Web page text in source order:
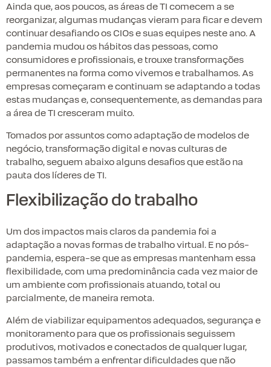
Ainda que, aos poucos, as áreas de TI comecem a se
reorganizar, algumas mudanças vieram para ficar e devem
continuar desafiando os CIOs e suas equipes neste ano. A
pandemia mudou os hábitos das pessoas, como
consumidores e profissionais, e trouxe transformações
permanentes na forma como vivemos e trabalhamos. As
empresas começaram e continuam se adaptando a todas
estas mudanças e, consequentemente, as demandas para
a área de TI cresceram muito.
Tomados por assuntos como adaptação de modelos de
negócio, transformação digital e novas culturas de
trabalho, seguem abaixo alguns desafios que estão na
pauta dos líderes de TI.
Flexibilização do trabalho
Um dos impactos mais claros da pandemia foi a
adaptação a novas formas de trabalho virtual. E no pós-
pandemia, espera-se que as empresas mantenham essa
flexibilidade, com uma predominância cada vez maior de
um ambiente com profissionais atuando, total ou
parcialmente, de maneira remota.
Além de viabilizar equipamentos adequados, segurança e
monitoramento para que os profissionais seguissem
produtivos, motivados e conectados de qualquer lugar,
passamos também a enfrentar dificuldades que não